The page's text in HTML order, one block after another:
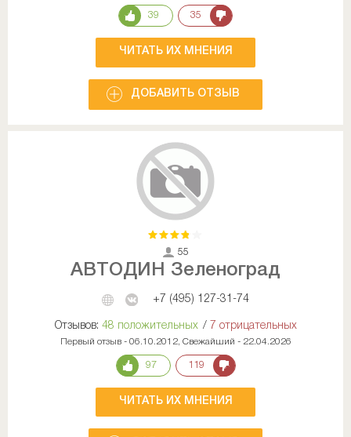
39 35
ЧИТАТЬ ИХ МНЕНИЯ
ДОБАВИТЬ ОТЗЫВ
55
АВТОДИН Зеленоград
+7 (495) 127-31-74
Отзывов: 48 положительных / 7 отрицательных
Первый отзыв - 06.10.2012, Свежайший - 22.04.2026
97 119
ЧИТАТЬ ИХ МНЕНИЯ